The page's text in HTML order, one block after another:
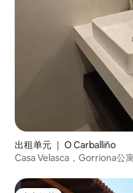
出租单元 ｜ O Carballiño
Casa Velasca，Gorriona公